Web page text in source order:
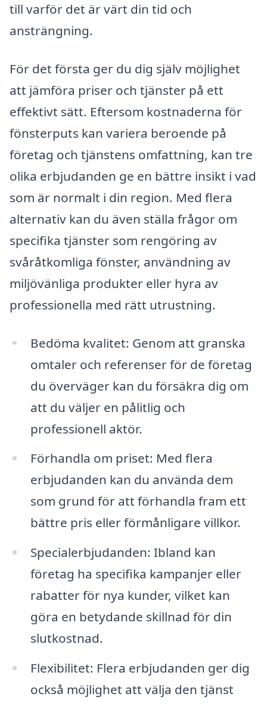
till varför det är värt din tid och
ansträngning.
För det första ger du dig själv möjlighet
att jämföra priser och tjänster på ett
effektivt sätt. Eftersom kostnaderna för
fönsterputs kan variera beroende på
företag och tjänstens omfattning, kan tre
olika erbjudanden ge en bättre insikt i vad
som är normalt i din region. Med flera
alternativ kan du även ställa frågor om
specifika tjänster som rengöring av
svåråtkomliga fönster, användning av
miljövänliga produkter eller hyra av
professionella med rätt utrustning.
Bedöma kvalitet: Genom att granska
omtaler och referenser för de företag
du överväger kan du försäkra dig om
att du väljer en pålitlig och
professionell aktör.
Förhandla om priset: Med flera
erbjudanden kan du använda dem
som grund för att förhandla fram ett
bättre pris eller förmånligare villkor.
Specialerbjudanden: Ibland kan
företag ha specifika kampanjer eller
rabatter för nya kunder, vilket kan
göra en betydande skillnad för din
slutkostnad.
Flexibilitet: Flera erbjudanden ger dig
också möjlighet att välja den tjänst